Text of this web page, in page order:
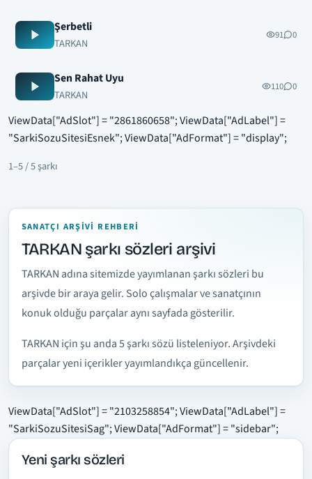
Şerbetli
TARKAN
91 0
Sen Rahat Uyu
TARKAN
110 0
ViewData["AdSlot"] = "2861860658"; ViewData["AdLabel"] =
"SarkiSozuSitesiEsnek"; ViewData["AdFormat"] = "display";
1–5 / 5 şarkı
SANATÇI ARŞIVI REHBERI
TARKAN şarkı sözleri arşivi
TARKAN adına sitemizde yayımlanan şarkı sözleri bu
arşivde bir araya gelir. Solo çalışmalar ve sanatçının
konuk olduğu parçalar aynı sayfada gösterilir.
TARKAN için şu anda 5 şarkı sözü listeleniyor. Arşivdeki
parçalar yeni içerikler yayımlandıkça güncellenir.
ViewData["AdSlot"] = "2103258854"; ViewData["AdLabel"] =
"SarkiSozuSitesiSag"; ViewData["AdFormat"] = "sidebar";
Yeni şarkı sözleri